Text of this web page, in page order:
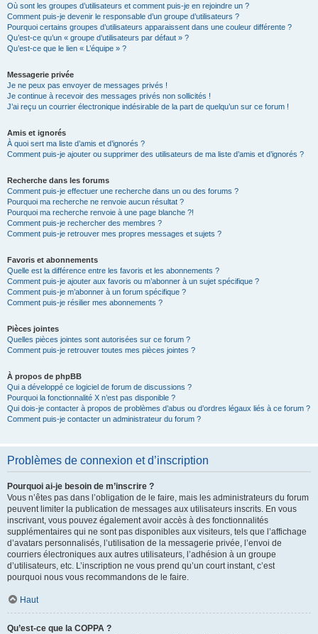
Où sont les groupes d’utilisateurs et comment puis-je en rejoindre un ?
Comment puis-je devenir le responsable d’un groupe d’utilisateurs ?
Pourquoi certains groupes d’utilisateurs apparaissent dans une couleur différente ?
Qu’est-ce qu’un « groupe d’utilisateurs par défaut » ?
Qu’est-ce que le lien « L’équipe » ?
Messagerie privée
Je ne peux pas envoyer de messages privés !
Je continue à recevoir des messages privés non sollicités !
J’ai reçu un courrier électronique indésirable de la part de quelqu’un sur ce forum !
Amis et ignorés
À quoi sert ma liste d’amis et d’ignorés ?
Comment puis-je ajouter ou supprimer des utilisateurs de ma liste d’amis et d’ignorés ?
Recherche dans les forums
Comment puis-je effectuer une recherche dans un ou des forums ?
Pourquoi ma recherche ne renvoie aucun résultat ?
Pourquoi ma recherche renvoie à une page blanche ?!
Comment puis-je rechercher des membres ?
Comment puis-je retrouver mes propres messages et sujets ?
Favoris et abonnements
Quelle est la différence entre les favoris et les abonnements ?
Comment puis-je ajouter aux favoris ou m’abonner à un sujet spécifique ?
Comment puis-je m’abonner à un forum spécifique ?
Comment puis-je résilier mes abonnements ?
Pièces jointes
Quelles pièces jointes sont autorisées sur ce forum ?
Comment puis-je retrouver toutes mes pièces jointes ?
À propos de phpBB
Qui a développé ce logiciel de forum de discussions ?
Pourquoi la fonctionnalité X n’est pas disponible ?
Qui dois-je contacter à propos de problèmes d’abus ou d’ordres légaux liés à ce forum ?
Comment puis-je contacter un administrateur du forum ?
Problèmes de connexion et d’inscription
Pourquoi ai-je besoin de m’inscrire ?
Vous n’êtes pas dans l’obligation de le faire, mais les administrateurs du forum
peuvent limiter la publication de messages aux utilisateurs inscrits. En vous
inscrivant, vous pouvez également avoir accès à des fonctionnalités
supplémentaires qui ne sont pas disponibles aux visiteurs, tels que l’affichage
d’avatars personnalisés, l’utilisation de la messagerie privée, l’envoi de
courriers électroniques aux autres utilisateurs, l’adhésion à un groupe
d’utilisateurs, etc. L’inscription ne vous prend qu’un court instant, c’est
pourquoi nous vous recommandons de le faire.
Haut
Qu’est-ce que la COPPA ?